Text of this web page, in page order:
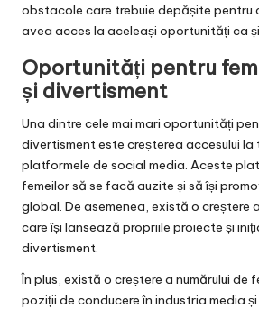
obstacole care trebuie depășite pentru
avea acces la aceleași oportunități ca
Oportunități pentru
și divertisment
Una dintre cele mai mari oportunități
divertisment este creșterea accesului la
platformele de social media. Aceste
femeilor să se facă auzite și să își
global. De asemenea, există o creștere
care își lansează propriile proiecte și
divertisment.
În plus, există o creștere a numărului de
poziții de conducere în industria media